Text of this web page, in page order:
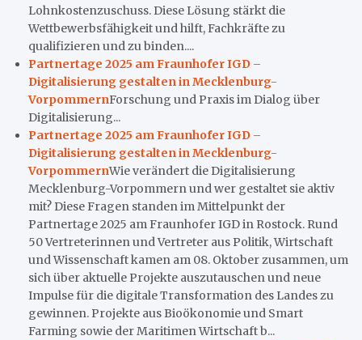
Lohnkostenzuschuss. Diese Lösung stärkt die
Wettbewerbsfähigkeit und hilft, Fachkräfte zu
qualifizieren und zu binden....
Partnertage 2025 am Fraunhofer IGD –
Digitalisierung gestalten in Mecklenburg-
VorpommernForschung und Praxis im Dialog über
Digitalisierung...
Partnertage 2025 am Fraunhofer IGD –
Digitalisierung gestalten in Mecklenburg-
VorpommernWie verändert die Digitalisierung
Mecklenburg-Vorpommern und wer gestaltet sie aktiv
mit? Diese Fragen standen im Mittelpunkt der
Partnertage 2025 am Fraunhofer IGD in Rostock. Rund
50 Vertreterinnen und Vertreter aus Politik, Wirtschaft
und Wissenschaft kamen am 08. Oktober zusammen, um
sich über aktuelle Projekte auszutauschen und neue
Impulse für die digitale Transformation des Landes zu
gewinnen. Projekte aus Bioökonomie und Smart
Farming sowie der Maritimen Wirtschaft b...